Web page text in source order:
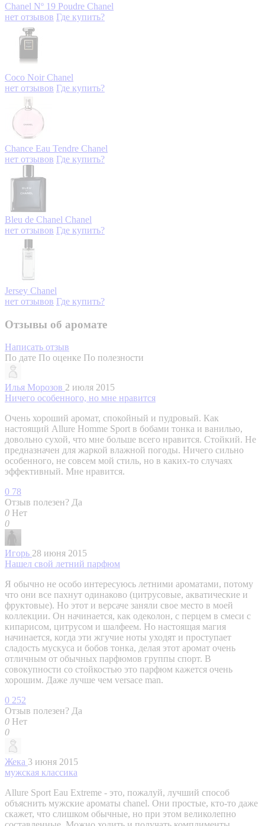
Chanel Nº 19 Poudre Chanel
нет отзывов Где купить?
Coco Noir Chanel
нет отзывов Где купить?
Chance Eau Tendre Chanel
нет отзывов Где купить?
Bleu de Chanel Chanel
нет отзывов Где купить?
Jersey Chanel
нет отзывов Где купить?
Отзывы об аромате
Написать отзыв
По дате По оценке По полезности
Илья Морозов 2 июля 2015
Ничего особенного, но мне нравится
Очень хороший аромат, спокойный и пудровый. Как
настоящий Allure Homme Sport в бобами тонка и ванилью,
довольно сухой, что мне больше всего нравится. Стойкий. Не
предназначен для жаркой влажной погоды. Ничего сильно
особенного, не совсем мой стиль, но в каких-то случаях
эффективный. Мне нравится.
0 78
Отзыв полезен? Да
0 Нет
0
Игорь 28 июня 2015
Нашел свой летний парфюм
Я обычно не особо интересуюсь летними ароматами, потому
что они все пахнут одинаково (цитрусовые, акватические и
фруктовые). Но этот и версаче заняли свое место в моей
коллекции. Он начинается, как одеколон, с перцем в смеси с
кипарисом, цитрусом и шалфеем. Но настоящая магия
начинается, когда эти жгучие ноты уходят и проступает
сладость мускуса и бобов тонка, делая этот аромат очень
отличным от обычных парфюмов группы спорт. В
совокупности со стойкостью это парфюм кажется очень
хорошим. Даже лучше чем versace man.
0 252
Отзыв полезен? Да
0 Нет
0
Жека 3 июня 2015
мужская классика
Allure Sport Eau Extreme - это, пожалуй, лучший способ
объяснить мужские ароматы chanel. Они простые, кто-то даже
скажет, что слишком обычные, но при этом великолепно